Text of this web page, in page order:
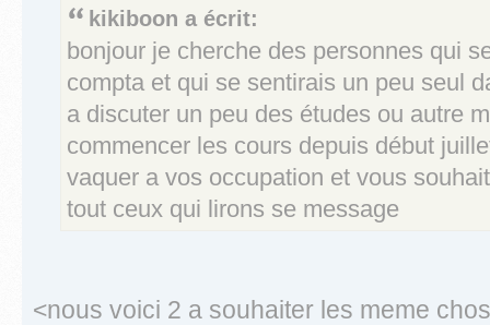
kikiboon a écrit:
bonjour je cherche des personnes qui
compta et qui se sentirais un peu seul
a discuter un peu des études ou autre
commencer les cours depuis début
vaquer a vos occupation et vous
tout ceux qui lirons se message
<nous voici 2 a souhaiter les meme